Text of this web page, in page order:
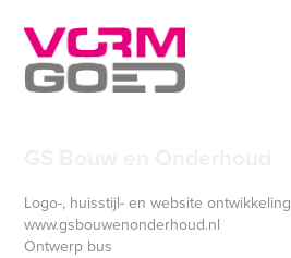
Logo-, huisstijl- en website ontwikkeling
www.gsbouwenonderhoud.nl
Ontwerp bus